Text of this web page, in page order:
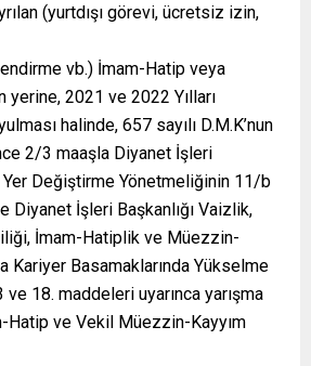
(yurtdışı görevi, ücretsiz izin,
vb.) İmam-Hatip veya
yerine, 2021 ve 2022 Yılları
halinde, 657 sayılı D.M.K’nun
2/3 maaşla Diyanet İşleri
Yer Değiştirme Yönetmeliğinin 11/b
İşleri Başkanlığı Vaizlik,
İmam-Hatiplik ve Müezzin-
Kariyer Basamaklarında Yükselme
18. maddeleri uyarınca yarışma
Hatip ve Vekil Müezzin-Kayyım